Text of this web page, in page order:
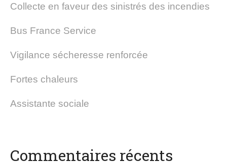
Collecte en faveur des sinistrés des incendies
Bus France Service
Vigilance sécheresse renforcée
Fortes chaleurs
Assistante sociale
Commentaires récents